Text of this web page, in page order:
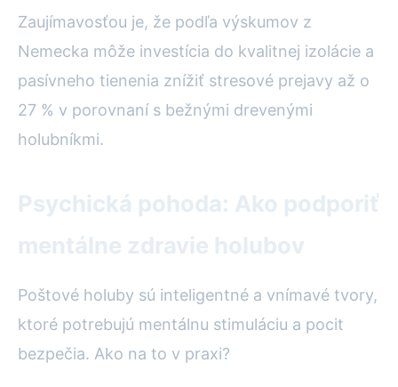
Zaujímavosťou je, že podľa výskumov z
Nemecka môže investícia do kvalitnej izolácie a
pasívneho tienenia znížiť stresové prejavy až o
27 % v porovnaní s bežnými drevenými
holubníkmi.
Psychická pohoda: Ako podporiť
mentálne zdravie holubov
Poštové holuby sú inteligentné a vnímavé tvory,
ktoré potrebujú mentálnu stimuláciu a pocit
bezpečia. Ako na to v praxi?